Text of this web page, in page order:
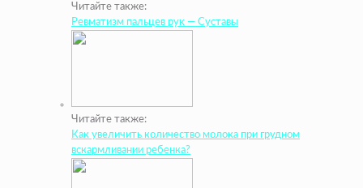
Читайте также:
Ревматизм пальцев рук — Суставы
Читайте также:
Как увеличить количество молока при грудном
вскармливании ребенка?